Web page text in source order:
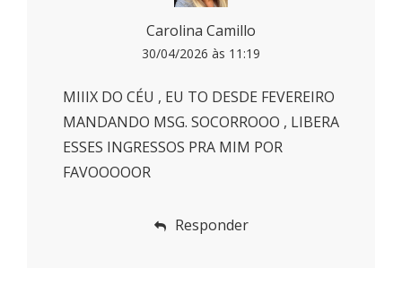
Carolina Camillo
30/04/2026 às 11:19
MIIIX DO CÉU , EU TO DESDE FEVEREIRO
MANDANDO MSG. SOCORROOO , LIBERA
ESSES INGRESSOS PRA MIM POR
FAVOOOOOR
Responder